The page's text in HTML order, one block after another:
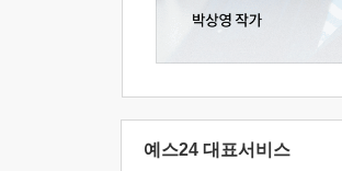
예스24 대표서비스